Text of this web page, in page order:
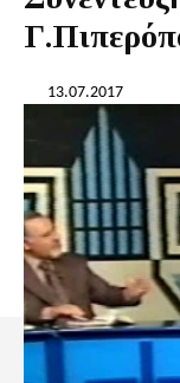
13.07.2017